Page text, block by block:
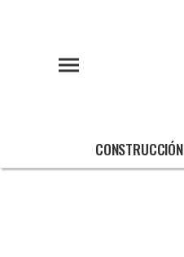
CONSTRUCCIÓN